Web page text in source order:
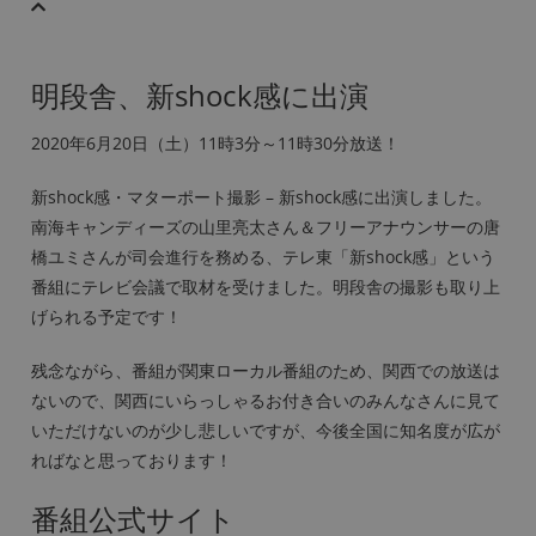
明段舎、新shock感に出演
2020年6月20日（土）11時3分～11時30分放送！
新shock感・マターポート撮影 – 新shock感に出演しました。
南海キャンディーズの山里亮太さん＆フリーアナウンサーの唐
橋ユミさんが司会進行を務める、テレ東「新shock感」という
番組にテレビ会議で取材を受けました。明段舎の撮影も取り上
げられる予定です！
残念ながら、番組が関東ローカル番組のため、関西での放送は
ないので、関西にいらっしゃるお付き合いのみんなさんに見て
いただけないのが少し悲しいですが、今後全国に知名度が広が
ればなと思っております！
番組公式サイト